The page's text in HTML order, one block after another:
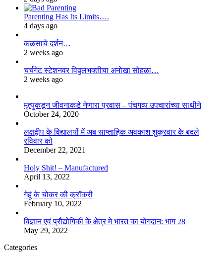
Parenting Has Its Limits….
4 days ago
कळसाचे दर्शन…
2 weeks ago
चर्चगेट स्टेशनवर विठ्ठलभक्तीचा अनोखा सोहळा…
2 weeks ago
मृत्युकडून जीवनाकडे नेणारा प्रवास – पंचगव्य उपचारांच्या साथीने
October 24, 2020
लक्षद्वीप के विद्यालयों में अब साप्ताहिक अवकाश शुक्रवार के बदले
रविवार को
December 22, 2021
Holy Shit! – Manufactured
April 13, 2022
गेहूं के चोकर की क्रॉकरी
February 10, 2022
विज्ञान एवं प्रौद्योगिकी के क्षेत्र मे भारत का योगदान: भाग 28
May 29, 2022
Categories